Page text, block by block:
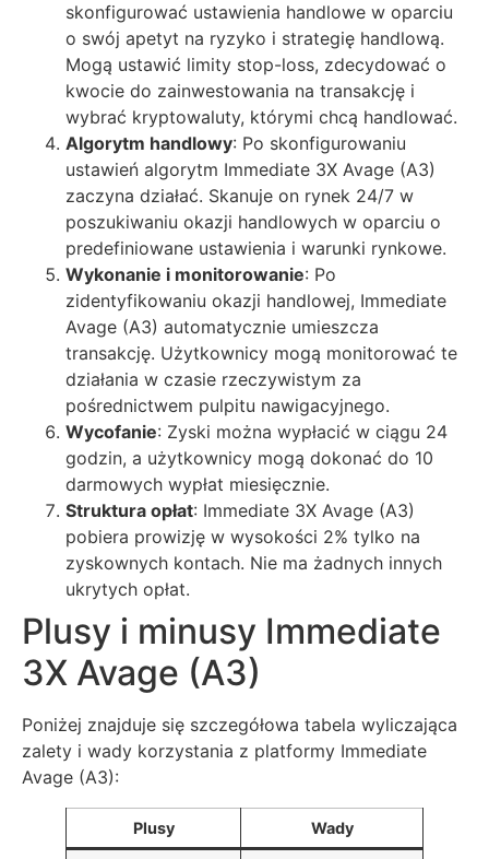
skonfigurować ustawienia handlowe w oparciu
o swój apetyt na ryzyko i strategię handlową.
Mogą ustawić limity stop-loss, zdecydować o
kwocie do zainwestowania na transakcję i
wybrać kryptowaluty, którymi chcą handlować.
Algorytm handlowy: Po skonfigurowaniu
ustawień algorytm Immediate 3X Avage (A3)
zaczyna działać. Skanuje on rynek 24/7 w
poszukiwaniu okazji handlowych w oparciu o
predefiniowane ustawienia i warunki rynkowe.
Wykonanie i monitorowanie: Po
zidentyfikowaniu okazji handlowej, Immediate
Avage (A3) automatycznie umieszcza
transakcję. Użytkownicy mogą monitorować te
działania w czasie rzeczywistym za
pośrednictwem pulpitu nawigacyjnego.
Wycofanie: Zyski można wypłacić w ciągu 24
godzin, a użytkownicy mogą dokonać do 10
darmowych wypłat miesięcznie.
Struktura opłat: Immediate 3X Avage (A3)
pobiera prowizję w wysokości 2% tylko na
zyskownych kontach. Nie ma żadnych innych
ukrytych opłat.
Plusy i minusy Immediate
3X Avage (A3)
Poniżej znajduje się szczegółowa tabela wyliczająca
zalety i wady korzystania z platformy Immediate
Avage (A3):
Plusy Wady